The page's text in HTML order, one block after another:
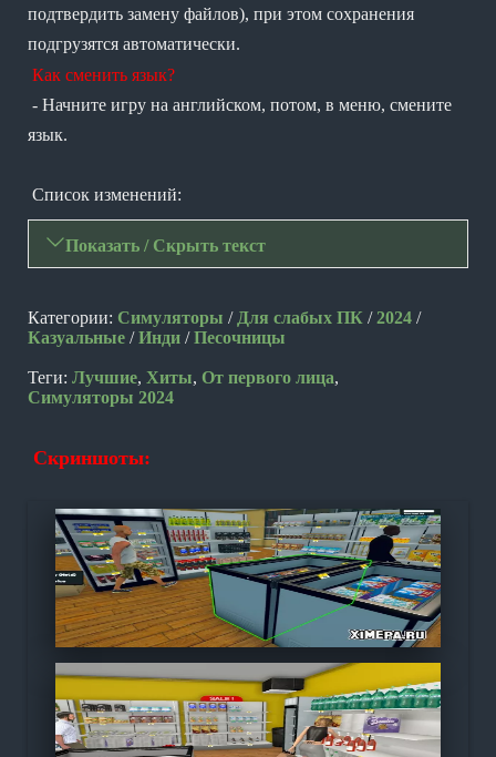
подтвердить замену файлов), при этом сохранения
подгрузятся автоматически.
Как сменить язык?
- Начните игру на английском, потом, в меню, смените
язык.
Список изменений:
Показать / Скрыть текст
Категории: Симуляторы / Для слабых ПК /2024 /
Казуальные /Инди /Песочницы
Теги: Лучшие, Хиты, От первого лица,
Симуляторы 2024
Скриншоты: